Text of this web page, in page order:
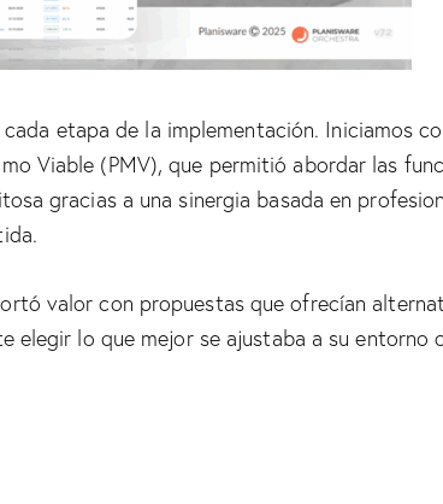
etapa de la implementación. Iniciamos
Viable (PMV), que permitió abordar las
gracias a una sinergia basada en
valor con propuestas que ofrecían
elegir lo que mejor se ajustaba a su entorno